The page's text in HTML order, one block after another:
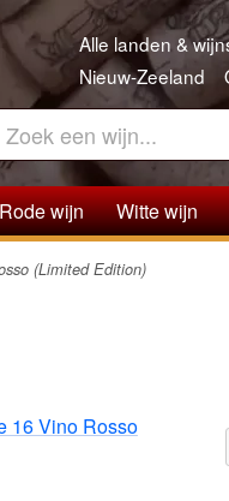
Alle landen &
Nieuw-Zeeland
Rode wijn Witte wijn
(Limited Edition)